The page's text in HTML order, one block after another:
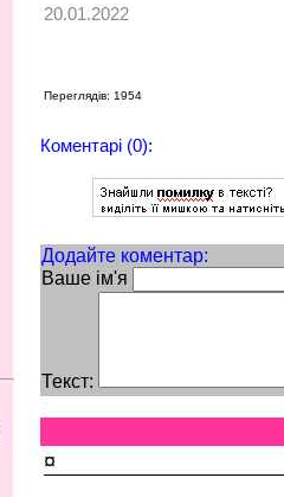
20.01.2022
Переглядів: 1954
Коментарі (0):
Додайте коментар:
Ваше ім'я
Текст:
¤